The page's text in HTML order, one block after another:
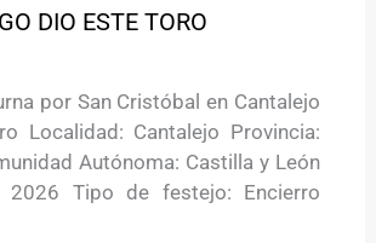
DIO ESTE TORO
por San Cristóbal en Cantalejo
Localidad: Cantalejo Provincia:
Autónoma: Castilla y León
2026 Tipo de festejo: Encierro